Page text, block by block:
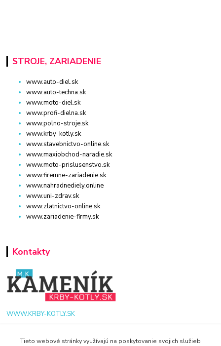
STROJE, ZARIADENIE
www.auto-diel.sk
www.auto-techna.sk
www.moto-diel.sk
www.profi-dielna.sk
www.polno-stroje.sk
www.krby-kotly.sk
www.stavebnictvo-online.sk
www.maxiobchod-naradie.sk
www.moto-prislusenstvo.sk
www.firemne-zariadenie.sk
www.nahradnediely.online
www.uni-zdrav.sk
www.zlatnictvo-online.sk
www.zariadenie-firmy.sk
Kontakty
WWW.KRBY-KOTLY.SK
Tieto webové stránky využívajú na poskytovanie svojich služieb